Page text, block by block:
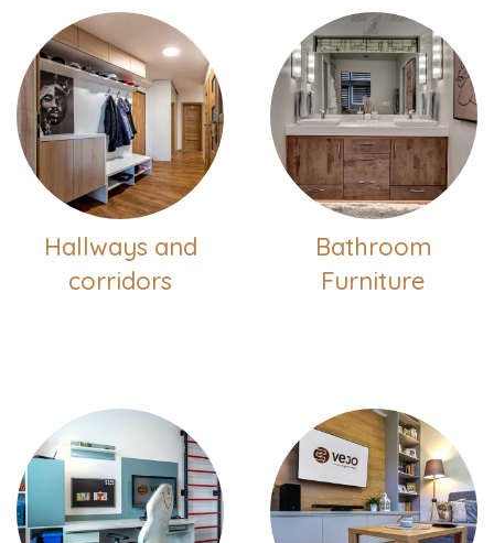
Hallways and
corridors
Bathroom
Furniture